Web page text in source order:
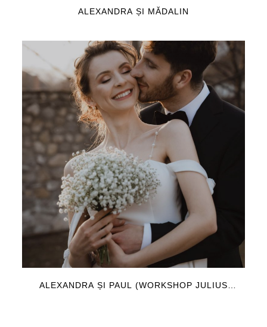
ALEXANDRA ȘI MĂDALIN
ALEXANDRA ȘI PAUL (WORKSHOP JULIUS